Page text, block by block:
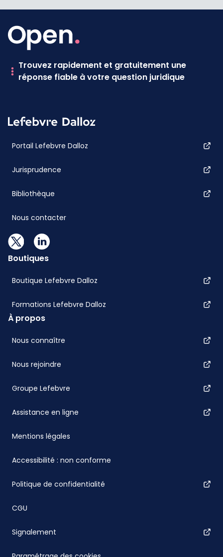
Trouvez rapidement et gratuitement une
réponse fiable à votre question juridique
Portail Lefebvre Dalloz
Jurisprudence
Bibliothèque
Nous contacter
Boutiques
Boutique Lefebvre Dalloz
Formations Lefebvre Dalloz
À propos
Nous connaître
Nous rejoindre
Groupe Lefebvre
Assistance en ligne
Mentions légales
Accessibilité : non conforme
Politique de confidentialité
CGU
Signalement